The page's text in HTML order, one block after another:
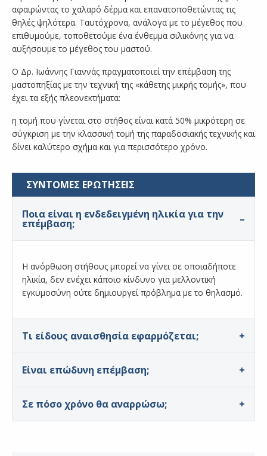
αφαιρώντας το χαλαρό δέρμα και επανατοποθετώντας τις
θηλές ψηλότερα. Ταυτόχρονα, ανάλογα με το μέγεθος που
επιθυμούμε, τοποθετούμε ένα ένθεμμα σιλικόνης για να
αυξήσουμε το μέγεθος του μαστού.
Ο Δρ. Ιωάννης Γιαννάς πραγματοποιεί την επέμβαση της
μαστοπηξίας με την τεχνική της «κάθετης μικρής τομής», που
έχει τα εξής πλεονεκτήματα:
η τομή που γίνεται στο στήθος είναι κατά 50% μικρότερη σε
σύγκριση με την κλασσική τομή της παραδοσιακής τεχνικής και
δίνει καλύτερο σχήμα και για περισσότερο χρόνο.
ΣΥΝΤΟΜΕΣ ΕΡΩΤΗΣΕΙΣ
Ποια είναι η ενδεδειγμένη ηλικία για την
επέμβαση;
Η ανόρθωση στήθους μπορεί να γίνει σε οποιαδήποτε
ηλικία, δεν ενέχει κάποιο κίνδυνο για μελλοντική
εγκυμοσύνη ούτε δημιουργεί πρόβλημα με το θηλασμό.
Τι είδους αναισθησία εφαρμόζεται;
Είναι επώδυνη επέμβαση;
Σε πόσο χρόνο θα αναρρώσω;